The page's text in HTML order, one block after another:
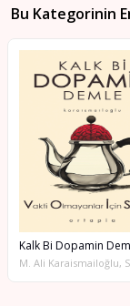
Bu Kategorinin
Kalk Bi Dopamin
M. Ali Karaismailoğlu,